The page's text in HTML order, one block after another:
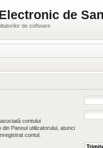
de
de software
contului
Panoul utilizatorului, atunci
contul.